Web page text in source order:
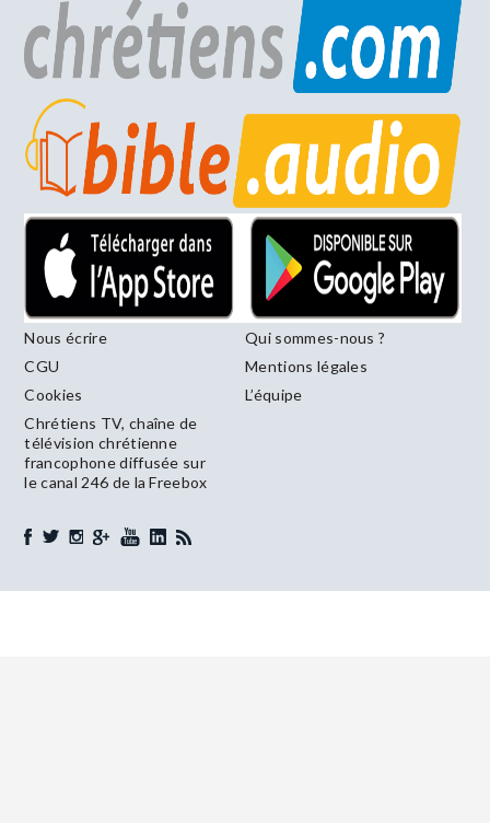
Nous écrire
Qui sommes-nous ?
CGU
Mentions légales
Cookies
L’équipe
Chrétiens TV, chaîne de
télévision chrétienne
francophone diffusée sur
le canal 246 de la Freebox